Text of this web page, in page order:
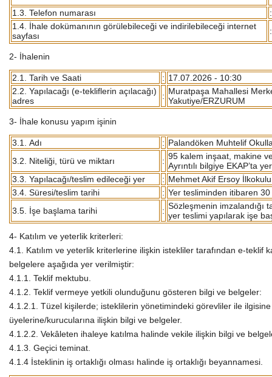
1.3. Telefon numarası
:
1.4. İhale dokümanının görülebileceği ve indirilebileceği internet
sayfası
:
2- İhalenin
2.1. Tarih ve Saati : 17.07.2026 - 10:30
2.2. Yapılacağı (e-tekliflerin açılacağı)
adres
: Muratpaşa Mahallesi
Yakutiye/ERZURUM
3- İhale konusu yapım işinin
3.1. Adı : Palandöken Muhtelif
3.2. Niteliği, türü ve miktarı
: 95 kalem inşaat, makine
Ayrıntılı bilgiye EKAP’ta
3.3. Yapılacağı/teslim edileceği yer
: Mehmet Akif Ersoy
3.4. Süresi/teslim tarihi
: Yer tesliminden itibaren
3.5. İşe başlama tarihi
: Sözleşmenin imzalandığı
yer teslimi yapılarak işe
4- Katılım ve yeterlik kriterleri:
4.1. Katılım ve yeterlik kriterlerine ilişkin istekliler tarafından e-teklif
belgelere aşağıda yer verilmiştir:
4.1.1. Teklif mektubu.
4.1.2. Teklif vermeye yetkili olunduğunu gösteren bilgi ve belgeler:
4.1.2.1. Tüzel kişilerde; isteklilerin yönetimindeki görevliler ile
üyelerine/kurucularına ilişkin bilgi ve belgeler.
4.1.2.2. Vekâleten ihaleye katılma halinde vekile ilişkin bilgi ve
4.1.3. Geçici teminat.
4.1.4 İsteklinin iş ortaklığı olması halinde iş ortaklığı beyannamesi.